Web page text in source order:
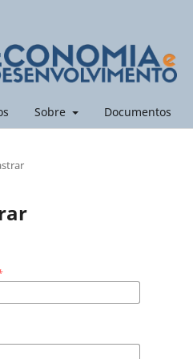
Sobre Documentos